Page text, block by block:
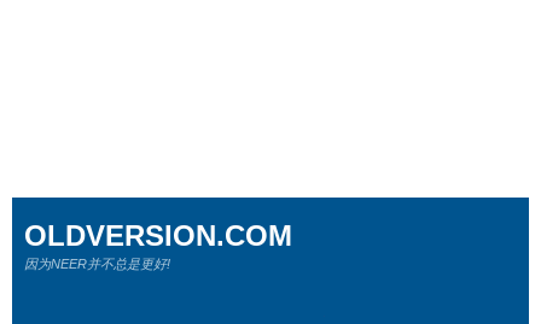
OLDVERSION.COM
因为NEER并不总是更好!